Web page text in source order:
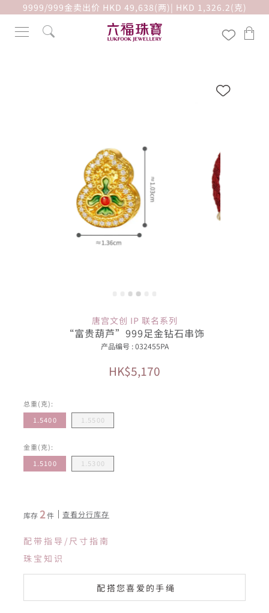
9999/999金卖出价 HKD 49,638(两)| HKD 1,326.2(克)
唐宫文创 IP 联名系列
“富贵葫芦”999足金钻石串饰
产品编号 : 032455PA
HK$5,170
总重(克):
1.5400
1.5500
金重(克):
1.5100
1.5300
库存 2件 查看分行库存
配带指导/尺寸指南
珠宝知识
配搭您喜爱的手绳